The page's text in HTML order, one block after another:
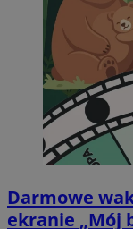
Darmowe
ekranie „Mój